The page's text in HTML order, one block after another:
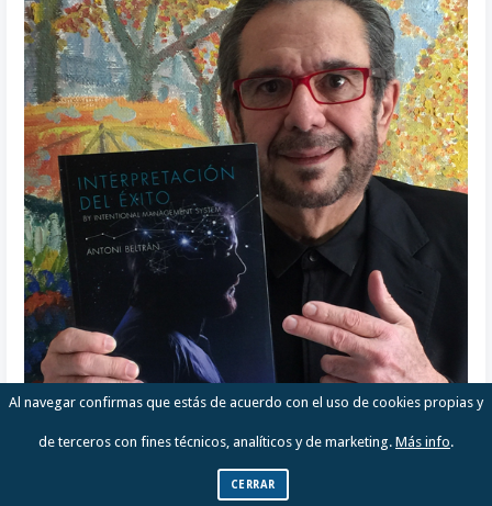
Al navegar confirmas que estás de acuerdo con el uso de cookies propias y
de terceros con fines técnicos, analíticos y de marketing. Más info.
CERRAR